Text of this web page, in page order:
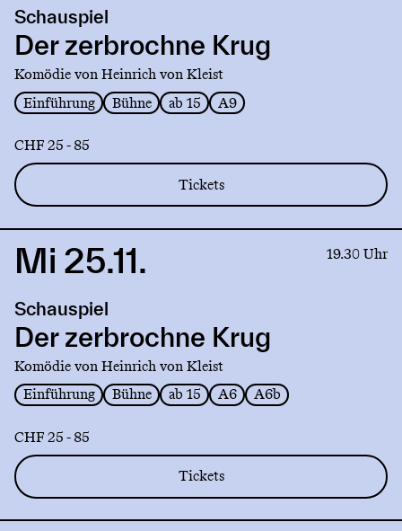
Der
zerbrochne
Krug
Schauspiel
Der zerbrochne Krug
Komödie von Heinrich von Kleist
Einführung
Bühne ab 15 A9
CHF 25 - 85
Tickets
Link
Der
zerbrochne
Krug
Mi 25.11. 19.30 Uhr
Schauspiel
Der zerbrochne Krug
Komödie von Heinrich von Kleist
Einführung
Bühne ab 15 A6 A6b
CHF 25 - 85
Tickets